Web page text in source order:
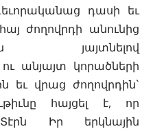
դասի եւ
ժողովրդի անունից
յայտնելով
ու անյայտ կորածների
եւ վրաց ժողովրդին`
հայցել է, որ
Իր երկնային